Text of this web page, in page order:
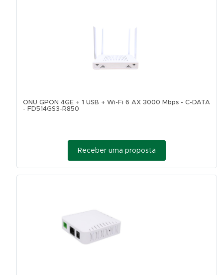
ONU GPON 4GE + 1 USB + Wi-Fi 6 AX 3000 Mbps - C-DATA
- FD514GS3-R850
Receber uma proposta